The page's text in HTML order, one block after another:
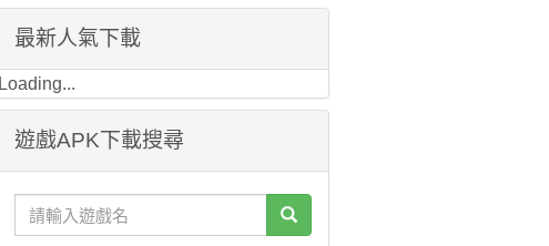
最新人氣下載
Loading...
遊戲APK下載搜尋